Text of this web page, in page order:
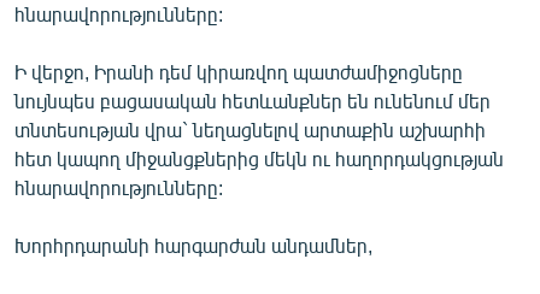
հնարավորությունները:
Ի վերջո, Իրանի դեմ կիրառվող պատժամիջոցները
նույնպես բացասական հետևանքներ են ունենում մեր
տնտեսության վրա` նեղացնելով արտաքին աշխարհի
հետ կապող միջանցքներից մեկն ու հաղորդակցության
հնարավորությունները:
Խորհրդարանի հարգարժան անդամներ,